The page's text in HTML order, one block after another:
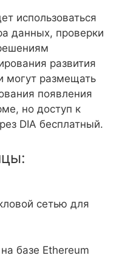
использоваться
данных, проверки
развития
могут размещать
появления
но доступ к
DIA бесплатный.
сетью для
базе Ethereum